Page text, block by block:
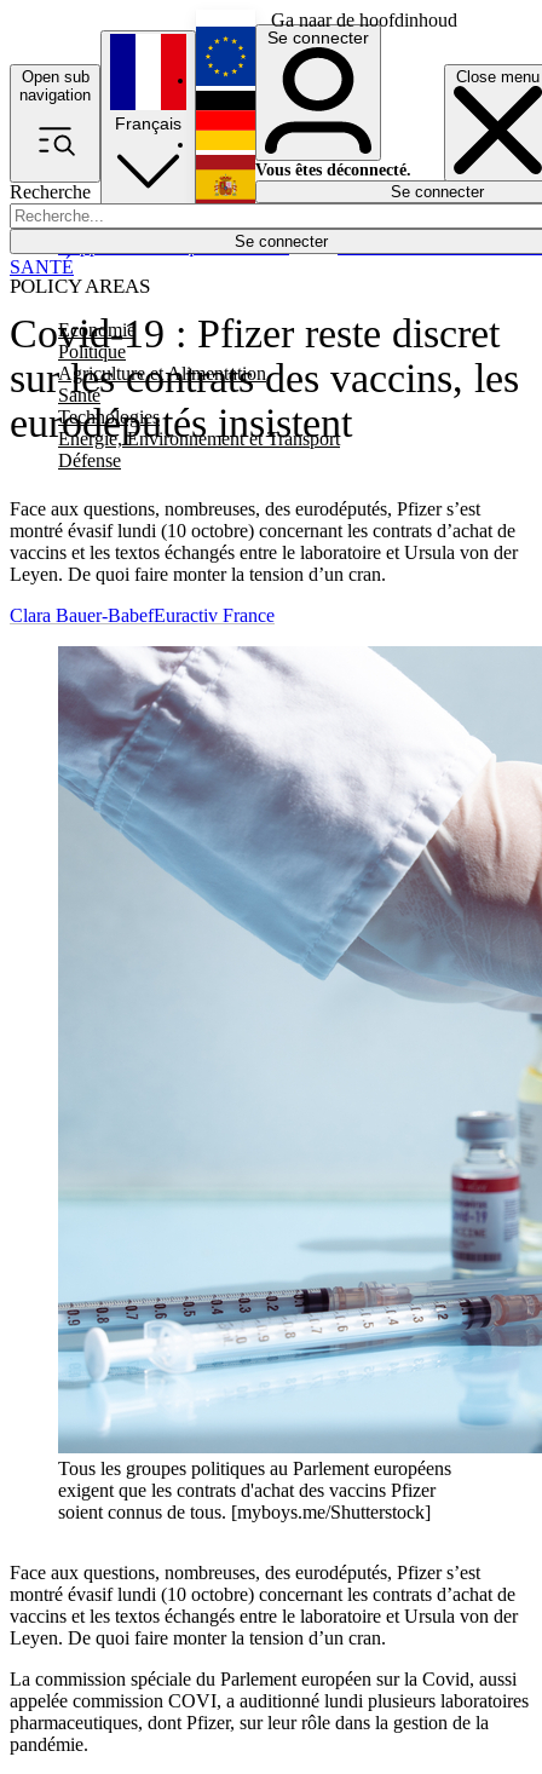
Ga naar de hoofdinhoud
Open sub
navigation
Close menu
Recherche
Se connecter
POLICY AREAS
Economie
Politique
Agriculture et Alimentation
Santé
Technologies
Energie, Environnement et Transport
Défense
Économie
Français
English
Deutsch
Español
Se connecter
Vous êtes déconnecté.
Se connecter
Covid-19 : Pfizer reste discret
sur les contrats des vaccins, les
eurodéputés insistent
Face aux questions, nombreuses, des eurodéputés, Pfizer s’est
montré évasif lundi (10 octobre) concernant les contrats d’achat de
vaccins et les textos échangés entre le laboratoire et Ursula von der
Leyen. De quoi faire monter la tension d’un cran.
SANTÉ
Clara Bauer-BabefEuractiv France
Tous les groupes politiques au Parlement européens
exigent que les contrats d'achat des vaccins Pfizer
soient connus de tous. [myboys.me/Shutterstock]
Face aux questions, nombreuses, des eurodéputés, Pfizer s’est
montré évasif lundi (10 octobre) concernant les contrats d’achat de
vaccins et les textos échangés entre le laboratoire et Ursula von der
Leyen. De quoi faire monter la tension d’un cran.
La commission spéciale du Parlement européen sur la Covid, aussi
appelée commission COVI, a auditionné lundi plusieurs laboratoires
pharmaceutiques, dont Pfizer, sur leur rôle dans la gestion de la
pandémie.